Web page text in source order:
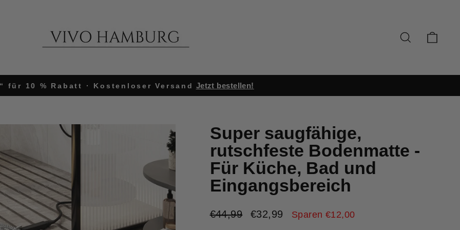
SUCHE
Pause
für 10 % Rabatt · Kostenloser Versand Jetzt bestellen!
Super saugfähige,
rutschfeste Bodenmatte -
Für Küche, Bad und
Eingangsbereich
Normaler
€44,99 Sonderpreis
€32,99 Sparen €12,00